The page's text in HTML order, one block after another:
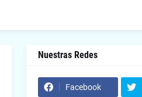
Nuestras Redes
Facebook